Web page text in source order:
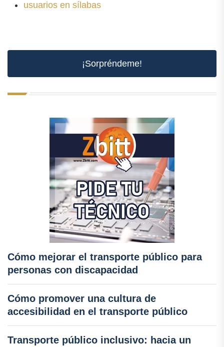
usuarios en sílabas
¡Sorpréndeme!
Cómo mejorar el transporte público para
personas con discapacidad
Cómo promover una cultura de
accesibilidad en el transporte público
Transporte público inclusivo: hacia un